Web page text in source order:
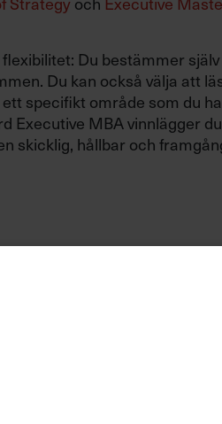
Du bestämmer själv
Du kan också välja att
specifikt område som du
Executive MBA vinnlägger
skicklig, hållbar och